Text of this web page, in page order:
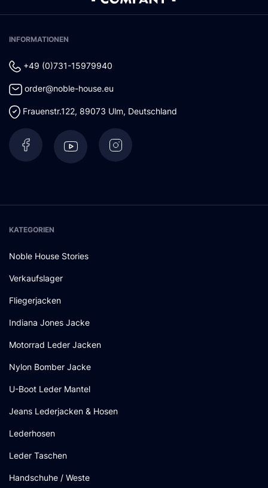
INFORMATIONEN
+49 (0)731-15979940
order@noble-house.eu
Frauenstr.122, 89073 Ulm, Deutschland
KATEGORIEN
Noble House Stories
Verkaufslager
Fliegerjacken
Indiana Jones Jacke
Motorrad Leder Jacken
Nylon Bomber Jacke
U-Boot Leder Mantel
Jeans Lederjacken & Hosen
Lederhosen
Leder Taschen
Handschuhe / Weste